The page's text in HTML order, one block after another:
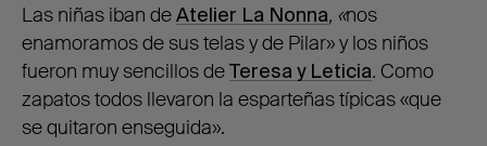
Las niñas iban deAtelier La Nonna, «nos
enamoramos de sus telas y de Pilar» y los niños
fueron muy sencillos deTeresa y Leticia. Como
zapatos todos llevaron la esparteñas típicas «que
se quitaron enseguida».